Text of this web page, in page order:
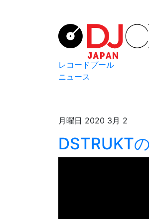
レコードプール
ニュース
月曜日 2020 3月 2
DSTRUKT